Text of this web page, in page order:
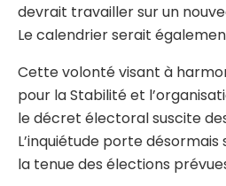
devrait travailler sur un
Le calendrier serait
Cette volonté visant à
pour la Stabilité et
le décret électoral suscite
L’inquiétude porte
la tenue des élections